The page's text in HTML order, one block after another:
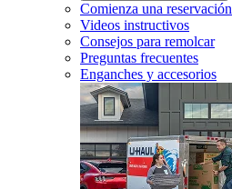
Comienza una reservación
Videos instructivos
Consejos para remolcar
Preguntas frecuentes
Enganches y accesorios